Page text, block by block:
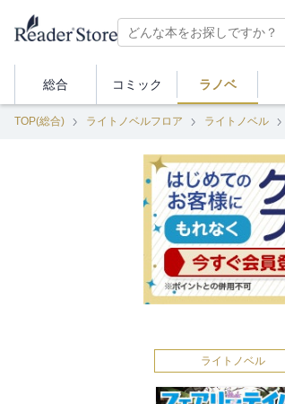
総合 コミック ラノベ
TOP(総合) ライトノベルフロア ライトノベル
ライトノベル